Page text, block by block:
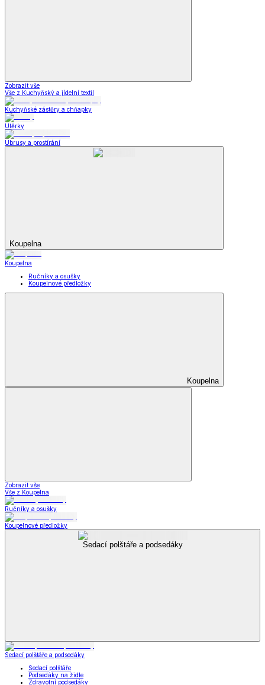
Zobrazit vše
Vše z Kuchyňský a jídelní textil
Kuchyňské zástěry a chňapky
Utěrky
Ubrusy a prostírání
Koupelna
Koupelna
Ručníky a osušky
Koupelnové předložky
Koupelna
Zobrazit vše
Vše z Koupelna
Ručníky a osušky
Koupelnové předložky
Sedací polštáře a podsedáky
Sedací polštáře a podsedáky
Sedací polštáře
Podsedáky na židle
Zdravotní podsedáky